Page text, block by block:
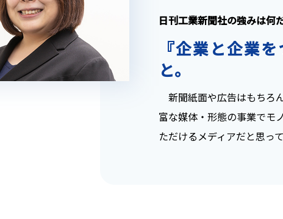
日刊工業新聞社の強みは何
『企業と企業
と。
新聞紙面や広告はもちろ
富な媒体・形態の事業でモ
ただけるメディアだと思って